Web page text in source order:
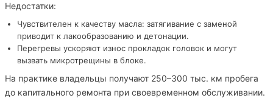
Недостатки:
Чувствителен к качеству масла: затягивание с заменой
приводит к лакообразованию и детонации.
Перегревы ускоряют износ прокладок головок и могут
вызвать микротрещины в блоке.
На практике владельцы получают 250–300 тыс. км пробега
до капитального ремонта при своевременном обслуживании.